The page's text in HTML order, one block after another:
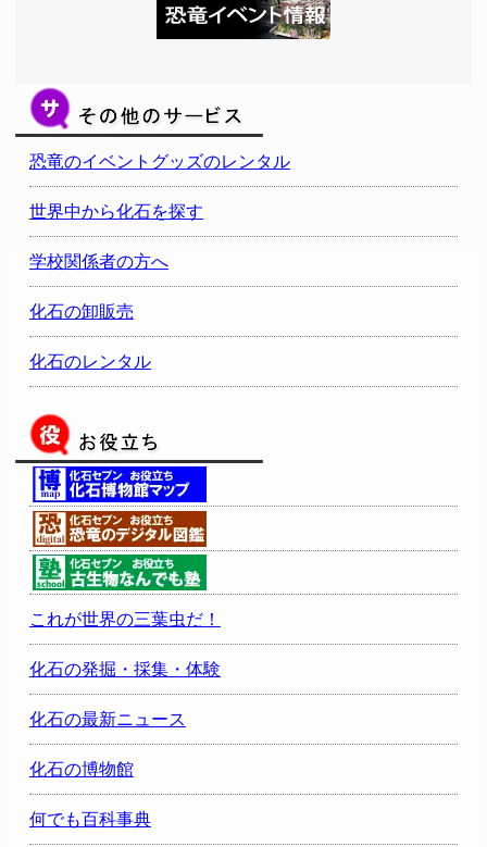
恐竜のイベントグッズのレンタル
世界中から化石を探す
学校関係者の方へ
化石の卸販売
化石のレンタル
これが世界の三葉虫だ！
化石の発掘・採集・体験
化石の最新ニュース
化石の博物館
何でも百科事典